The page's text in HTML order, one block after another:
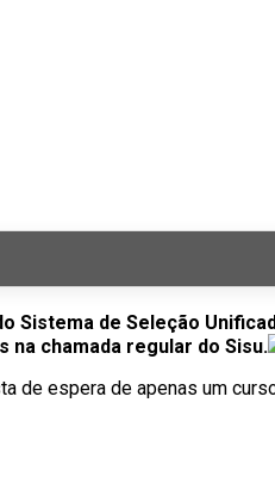
de Seleção
chamada regular do Sisu.
de espera de apenas um